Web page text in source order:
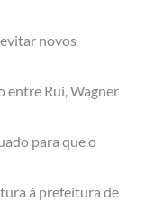
novos
entre Rui, Wagner
para que o
à prefeitura de